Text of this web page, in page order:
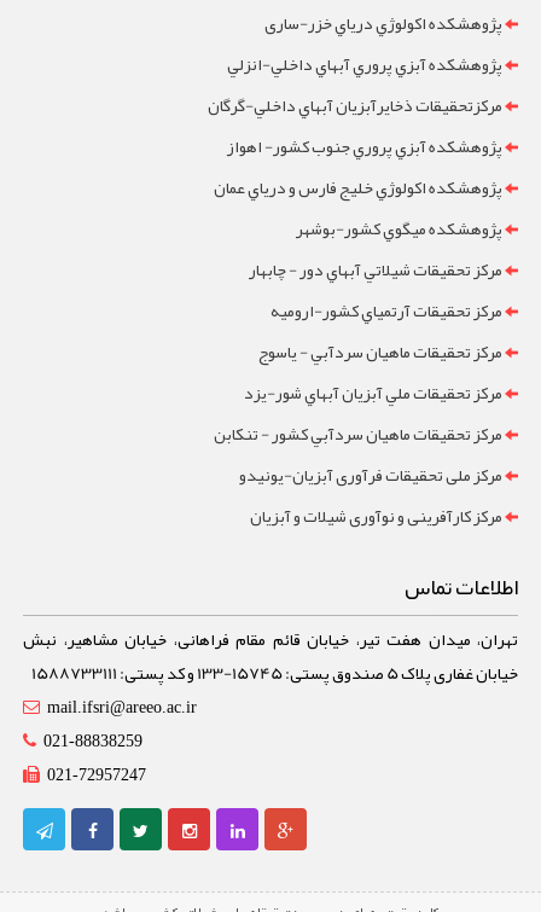
پژوهشکده اکولوژي درياي خزر-ساری
پژوهشکده آبزي پروري آبهاي داخلي-انزلي
مرکزتحقيقات ذخايرآبزيان آبهاي داخلي-گرگان
پژوهشکده آبزي پروري جنوب کشور- اهواز
پژوهشکده اکولوژي خليج فارس و درياي عمان
پژوهشکده ميگوي کشور-بوشهر
مرکز تحقيقات شيلاتي آبهاي دور - چابهار
مرکز تحقيقات آرتمياي کشور-ارومیه
مرکز تحقيقات ماهيان سردآبي - ياسوج
مرکز تحقيقات ملي آبزيان آبهاي شور-یزد
مرکز تحقيقات ماهيان سردآبي کشور - تنکابن
مرکز ملی تحقیقات فرآوری آبزیان-یونیدو
مرکز کارآفرینی و نوآوری شیلات و آبزیان
اطلاعات تماس
تهران، میدان هفت تیر، خیابان قائم مقام فراهانی، خیابان مشاهیر، نبش
خیابان غفاری پلاک 5 صندوق پستی: 15745-133 و کد پستی: 1588733111
mail.ifsri@areeo.ac.ir
021-88838259
021-72957247